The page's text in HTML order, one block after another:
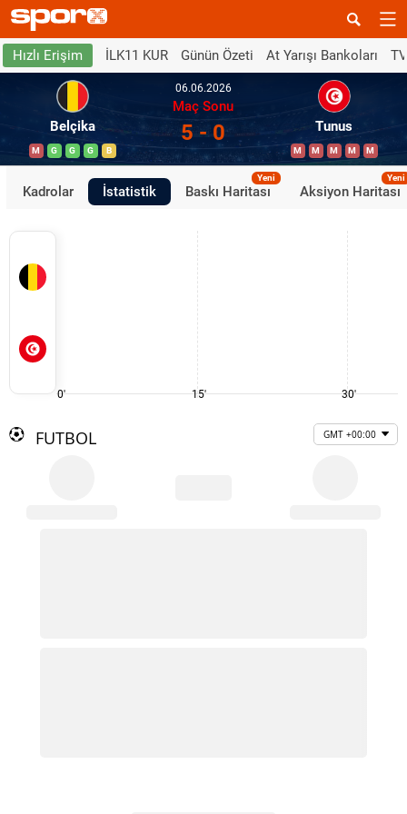
Hızlı Erişim İLK11 KUR Günün Özeti At Yarışı Bankoları
Belçika
M G G G B
06.06.2026
Maç Sonu
5 - 0 Tunus
M M M M M
Kadrolar İstatistik Baskı Haritası
Yeni
Aksiyon Haritası
Yeni
0' 15' 30'
FUTBOL GMT +00:00